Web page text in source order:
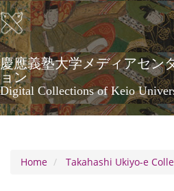
Skip
to
main
content
慶應義塾大学メディアセン
ョン
Digital Collections of Keio
Home
Takahashi Ukiyo-e